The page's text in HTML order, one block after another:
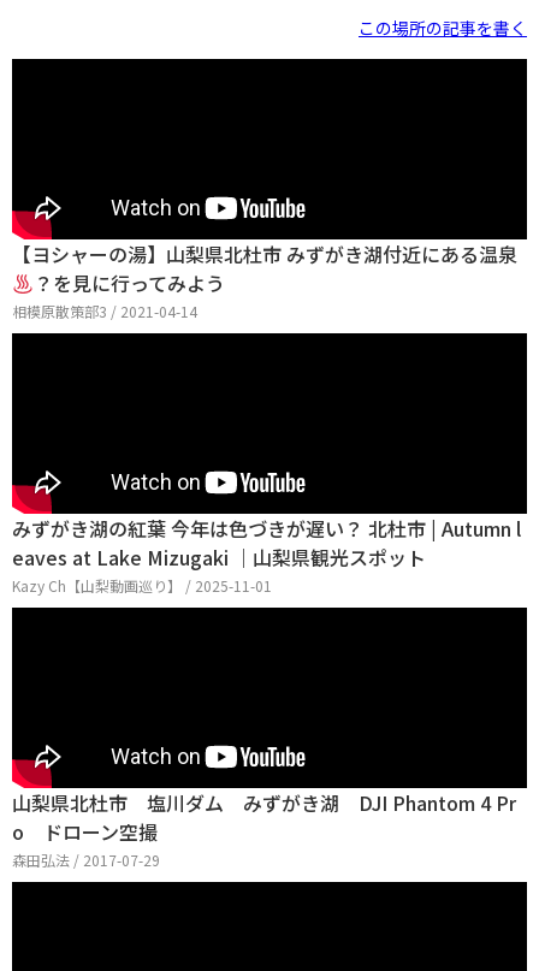
この場所の記事を書く
【ヨシャーの湯】山梨県北杜市 みずがき湖付近にある温泉
？を見に行ってみよう
相模原散策部3 / 2021-04-14
みずがき湖の紅葉 今年は色づきが遅い？ 北杜市 | Autumn l
eaves at Lake Mizugaki ｜山梨県観光スポット
Kazy Ch【山梨動画巡り】 / 2025-11-01
山梨県北杜市 塩川ダム みずがき湖 DJI Phantom 4 Pr
o ドローン空撮
森田弘法 / 2017-07-29